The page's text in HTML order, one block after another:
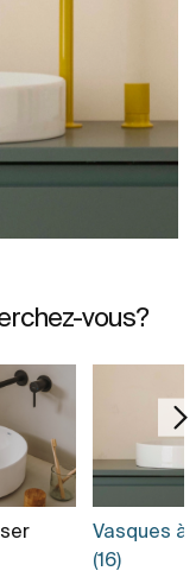
vous?
Vasques à
(16)